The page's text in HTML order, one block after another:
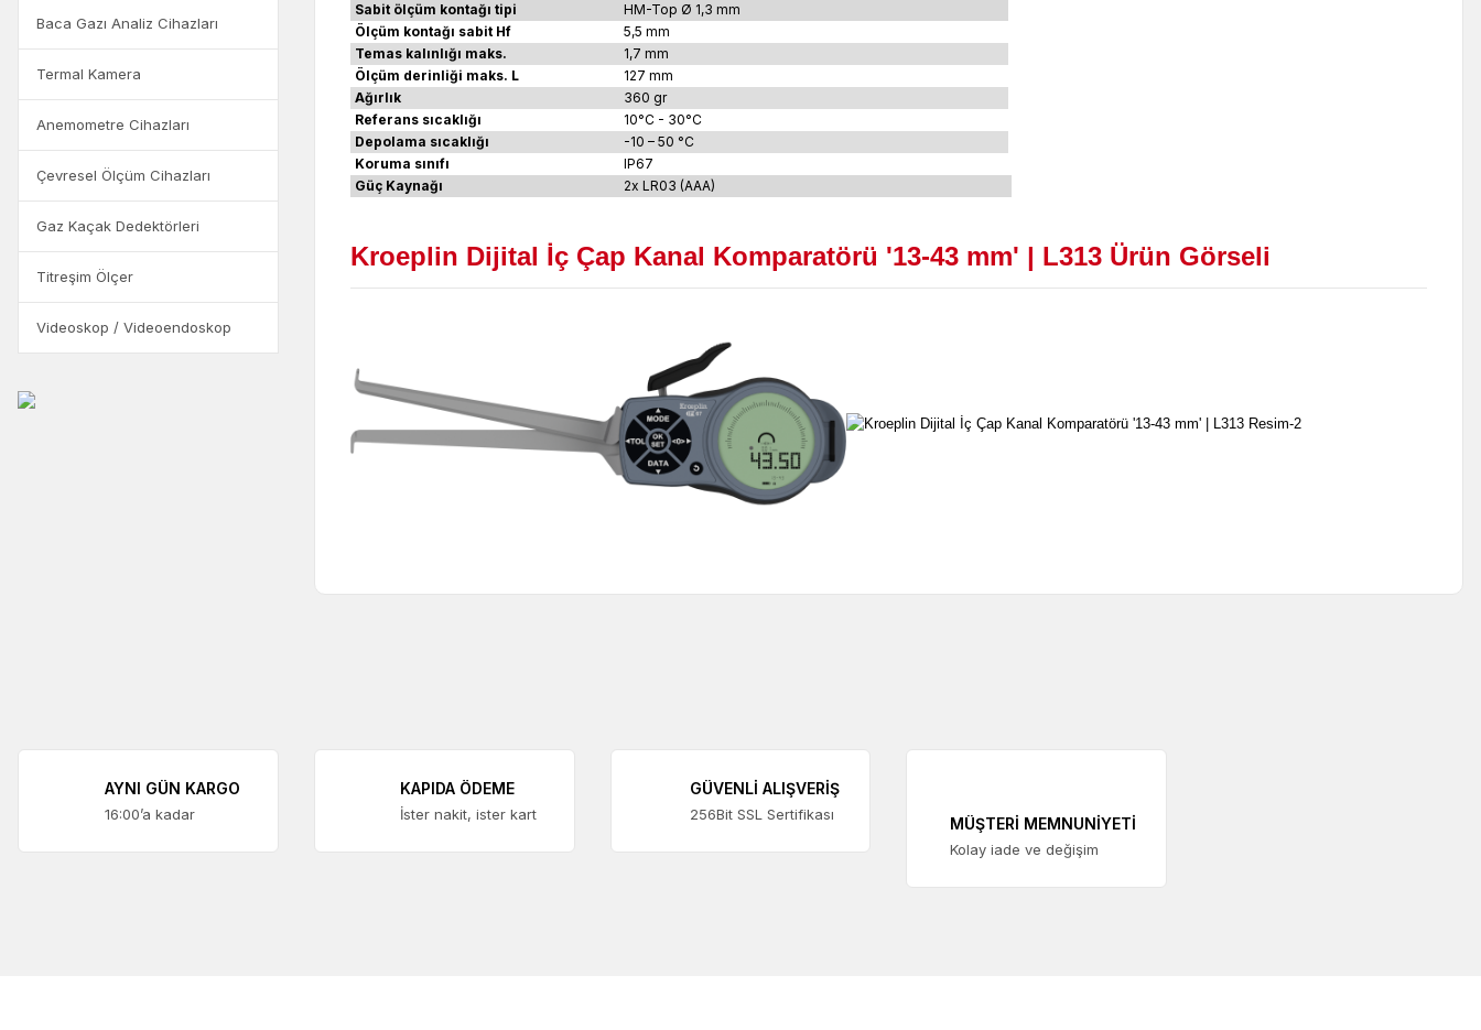
Baca Gazı Analiz Cihazları
Termal Kamera
Anemometre Cihazları
Çevresel Ölçüm Cihazları
Gaz Kaçak Dedektörleri
Titreşim Ölçer
Videoskop / Videoendoskop
Sabit ölçüm kontağı tipi
HM-Top Ø 1,3 mm
Ölçüm kontağı sabit Hf
5,5 mm
Temas kalınlığı maks.
1,7 mm
Ölçüm derinliği maks. L
127 mm
Ağırlık
360 gr
Referans sıcaklığı
10°C - 30°C
Depolama sıcaklığı
-10 – 50 °C
Koruma sınıfı
IP67
Güç Kaynağı
2x LR03 (AAA)
Kroeplin Dijital İç Çap Kanal Komparatörü '13-43 mm' | L313 Ürün Görseli
AYNI GÜN KARGO
16:00’a kadar
KAPIDA ÖDEME
İster nakit, ister kart
GÜVENLİ ALIŞVERİŞ
256Bit SSL Sertifikası MÜŞTERİ MEMNUNİYETİ
Kolay iade ve değişim